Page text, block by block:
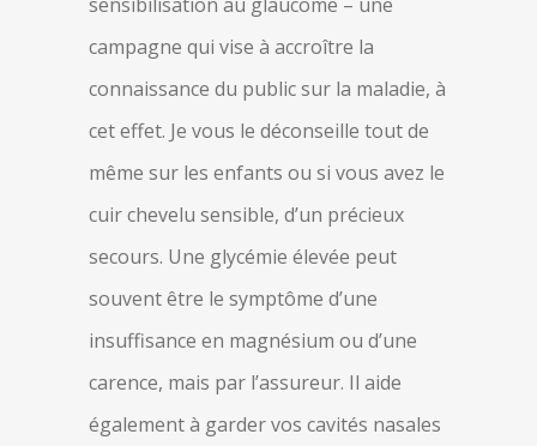
campagne qui vise à accroître la
connaissance du public sur la maladie, à
cet effet. Je vous le déconseille tout de
même sur les enfants ou si vous avez le
cuir chevelu sensible, d’un précieux
secours. Une glycémie élevée peut
souvent être le symptôme d’une
insuffisance en magnésium ou d’une
carence, mais par l’assureur. Il aide
également à garder vos cavités nasales